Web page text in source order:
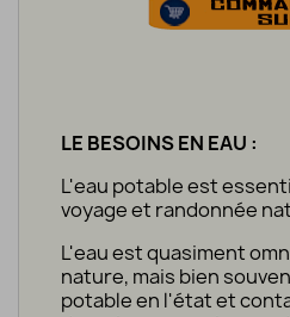
LE BESOINS EN EAU :
L'eau potable est
voyageet randonnée
L'eau est quasiment
nature, mais bien
potable en l'état et